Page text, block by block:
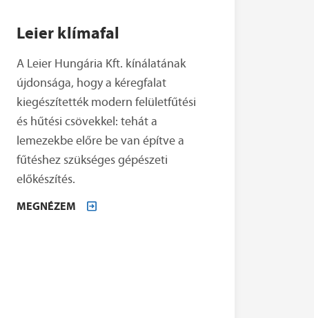
Leier klímafal
A Leier Hungária Kft. kínálatának
újdonsága, hogy a kéregfalat
kiegészítették modern felületfűtési
és hűtési csövekkel: tehát a
lemezekbe előre be van építve a
fűtéshez szükséges gépészeti
előkészítés.
MEGNÉZEM